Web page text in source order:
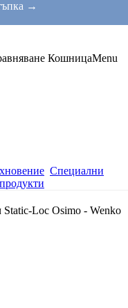
→
КошницаMenu
Специални